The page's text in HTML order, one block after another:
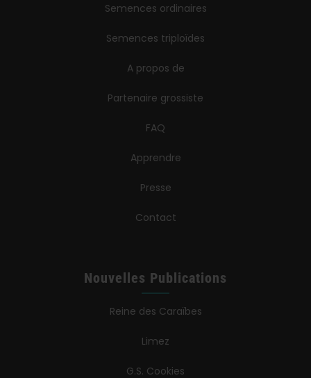
Semences ordinaires
Semences triploïdes
A propos de
Partenaire grossiste
FAQ
Apprendre
Presse
Contact
Nouvelles Publications
Reine des Caraïbes
Limez
G.S. Cookies